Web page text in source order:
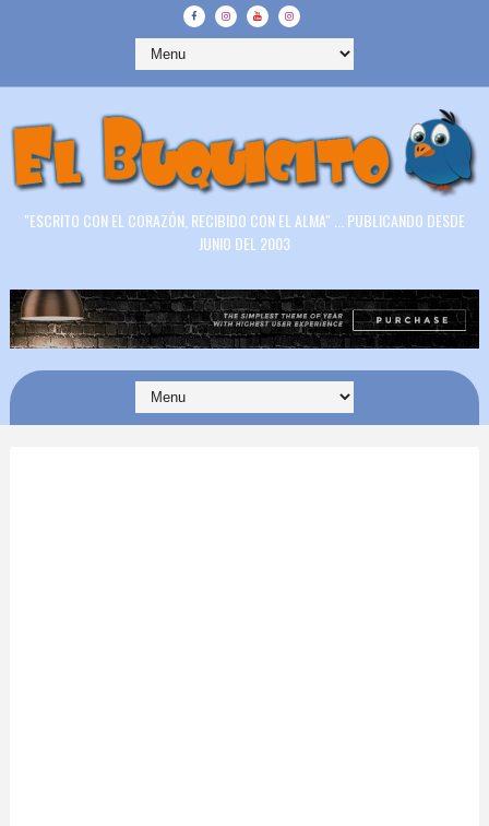
"ESCRITO CON EL CORAZÓN, RECIBIDO CON EL ALMA" ... PUBLICANDO DESDE
JUNIO DEL 2003